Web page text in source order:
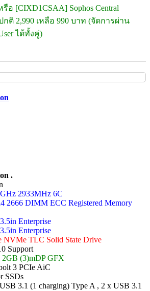
อ [CIXD1CSAA] Sophos Central
ปกติ 2,990 เหลือ 990 บาท (จัดการผ่าน
ได้ทั้งคู่)
.
2933MHz 6C
2666 DIMM ECC Registered Memory
Enterprise
Enterprise
NVMe TLC Solid State Drive
Support
(3)mDP GFX
3 PCIe AiC
SSDs
3.1 (1 charging) Type A , 2 x USB 3.1